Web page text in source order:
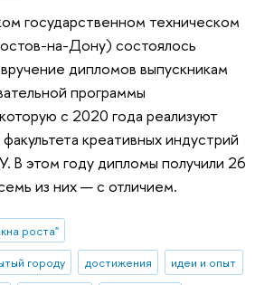
государственном техническом
на-Дону) состоялось
дипломов выпускникам
программы
с 2020 года реализуют
креативных индустрий
этом году дипломы получили 26
из них — с отличием.
роста"
городу
достижения
идеи и опыт